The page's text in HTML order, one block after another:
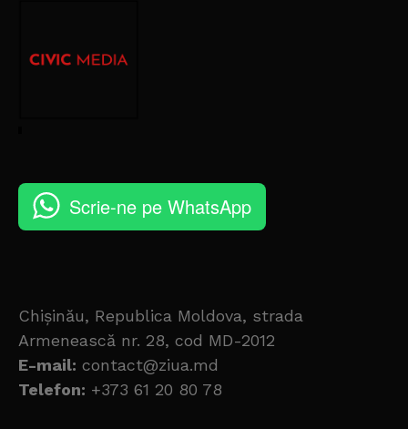
Scrie-ne pe WhatsApp
Chișinău, Republica Moldova, strada
Armenească nr. 28, cod MD-2012
E-mail: contact@ziua.md
Telefon: +373 61 20 80 78